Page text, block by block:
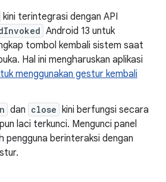
kini terintegrasi dengan API
Android 13 untuk
tombol kembali sistem saat
Hal ini mengharuskan aplikasi
menggunakan gestur kembali
dan close kini berfungsi secara
laci terkunci. Mengunci panel
pengguna berinteraksi dengan